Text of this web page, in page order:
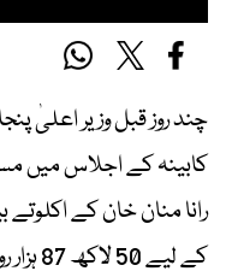
چند روز قبل وزیر اعلیٰ
کابینہ کے اجلاس میں
رانا منان خان کے
کے